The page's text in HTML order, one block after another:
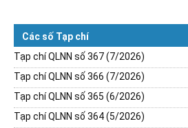
Các số Tạp chí
Tạp chí QLNN số 367 (7/2026)
Tạp chí QLNN số 366 (7/2026)
Tạp chí QLNN số 365 (6/2026)
Tạp chí QLNN số 364 (5/2026)